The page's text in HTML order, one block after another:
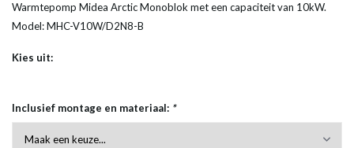
Warmtepomp Midea Arctic Monoblok met een capaciteit van 10kW.
Model: MHC-V10W/D2N8-B
Kies uit:
Inclusief montage en materiaal: *